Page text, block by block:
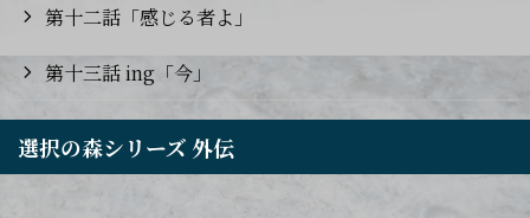
第十二話「感じる者よ」
第十三話 ing「今」
選択の森シリーズ 外伝